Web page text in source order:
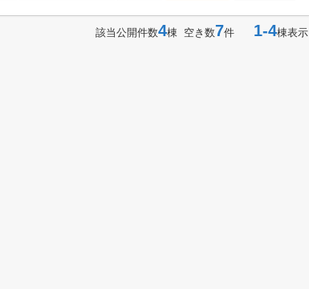
該当公開件数4棟 空き数7件 1-4棟表示